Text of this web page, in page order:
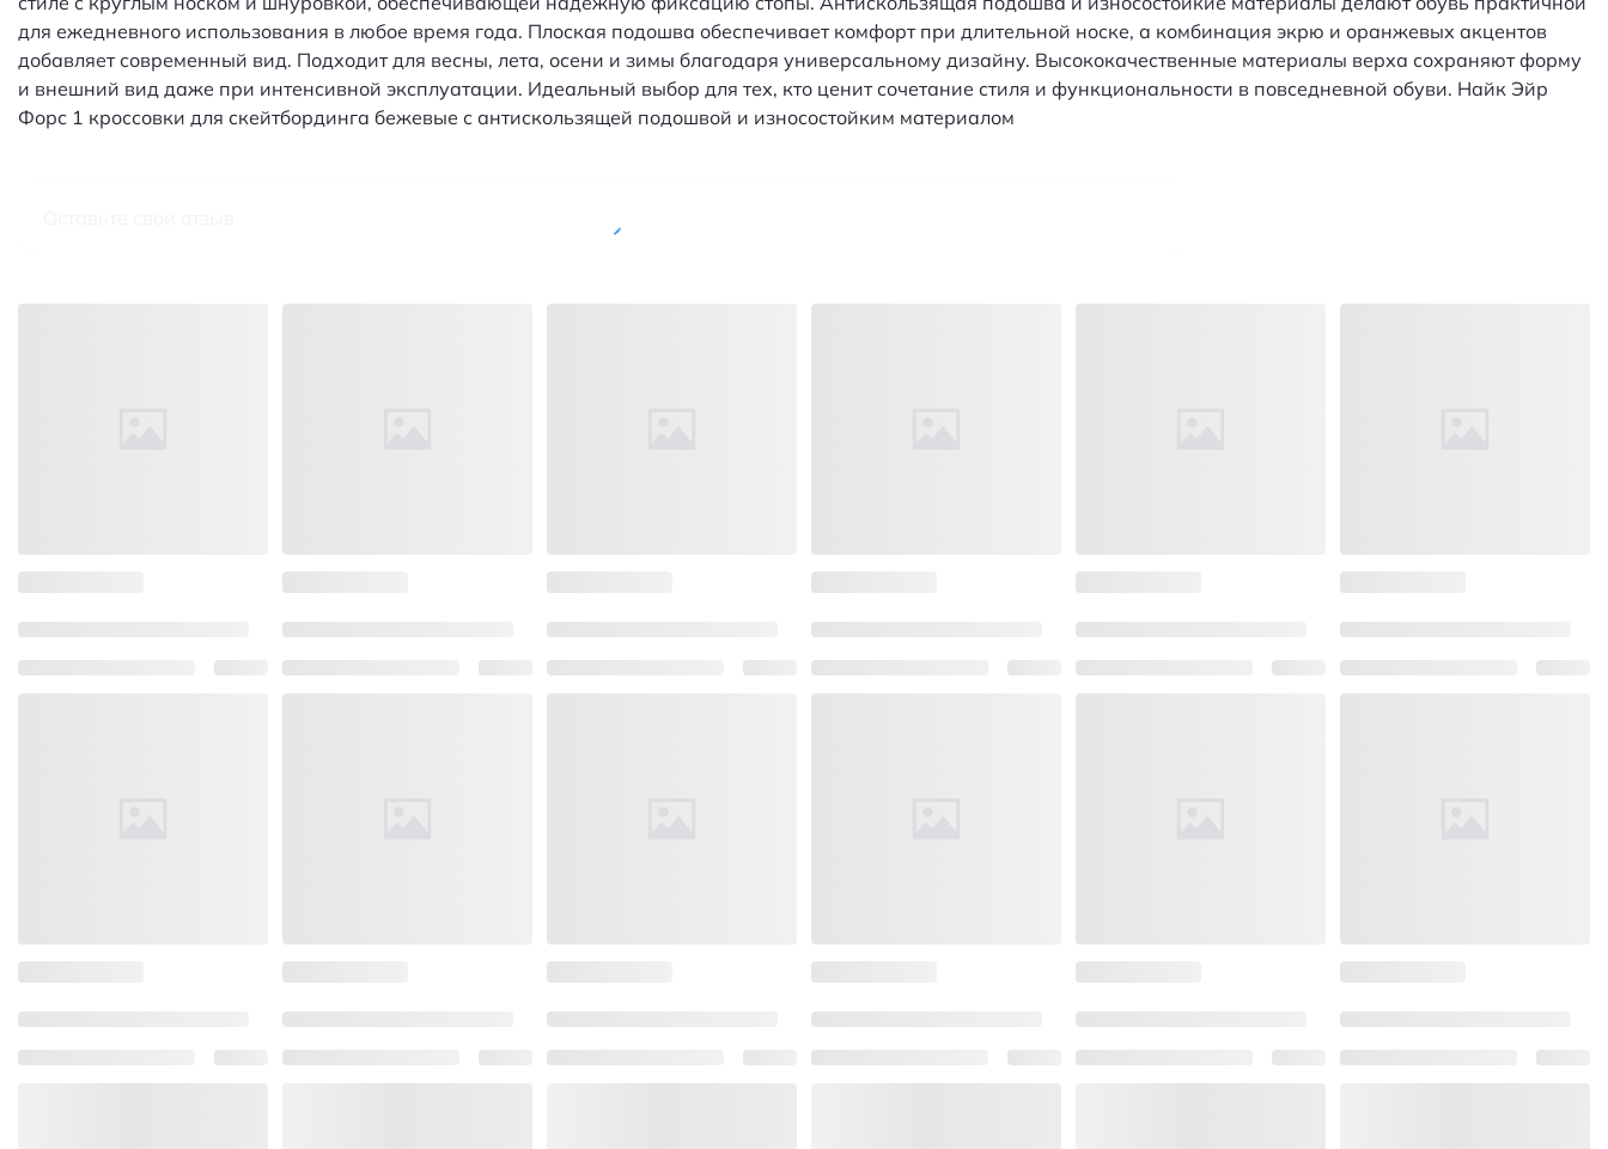
для ежедневного использования в любое время года. Плоская подошва обеспечивает комфорт при длительной носке, а комбинация экрю и оранжевых акцентов
добавляет современный вид. Подходит для весны, лета, осени и зимы благодаря универсальному дизайну. Высококачественные материалы верха сохраняют форму
и внешний вид даже при интенсивной эксплуатации. Идеальный выбор для тех, кто ценит сочетание стиля и функциональности в повседневной обуви. Найк Эйр
Форс 1 кроссовки для скейтбординга бежевые с антискользящей подошвой и износостойким материалом